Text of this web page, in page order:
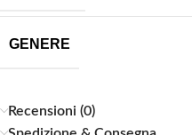
GENERE
Recensioni (0)